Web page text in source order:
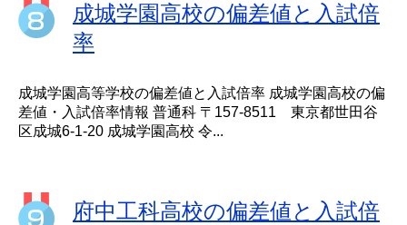
成城学園高校の偏差値と入試倍
率
成城学園高等学校の偏差値と入試倍率 成城学園高校の偏
差値・入試倍率情報 普通科 〒157-8511 東京都世田谷
区成城6-1-20 成城学園高校 令...
府中工科高校の偏差値と入試倍